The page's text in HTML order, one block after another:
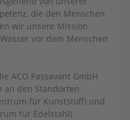
die den Menschen
wir unsere Mission
vor dem Menschen
ACO Passavant GmbH
an den Standorten
für Kunststoff) und
für Edelstahl)